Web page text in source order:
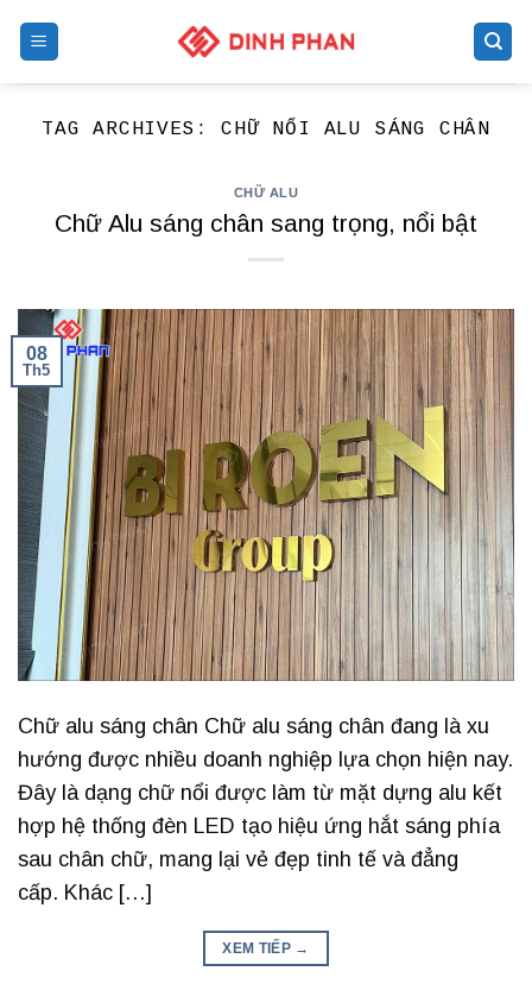
TAG ARCHIVES:CHỮ NỔI ALU SÁNG CHÂN
CHỮ ALU
Chữ Alu sáng chân sang trọng, nổi bật
08
Th5
Chữ alu sáng chân Chữ alu sáng chân đang là xu
hướng được nhiều doanh nghiệp lựa chọn hiện nay.
Đây là dạng chữ nổi được làm từ mặt dựng alu kết
hợp hệ thống đèn LED tạo hiệu ứng hắt sáng phía
sau chân chữ, mang lại vẻ đẹp tinh tế và đẳng
cấp. Khác […]
XEM TIẾP →